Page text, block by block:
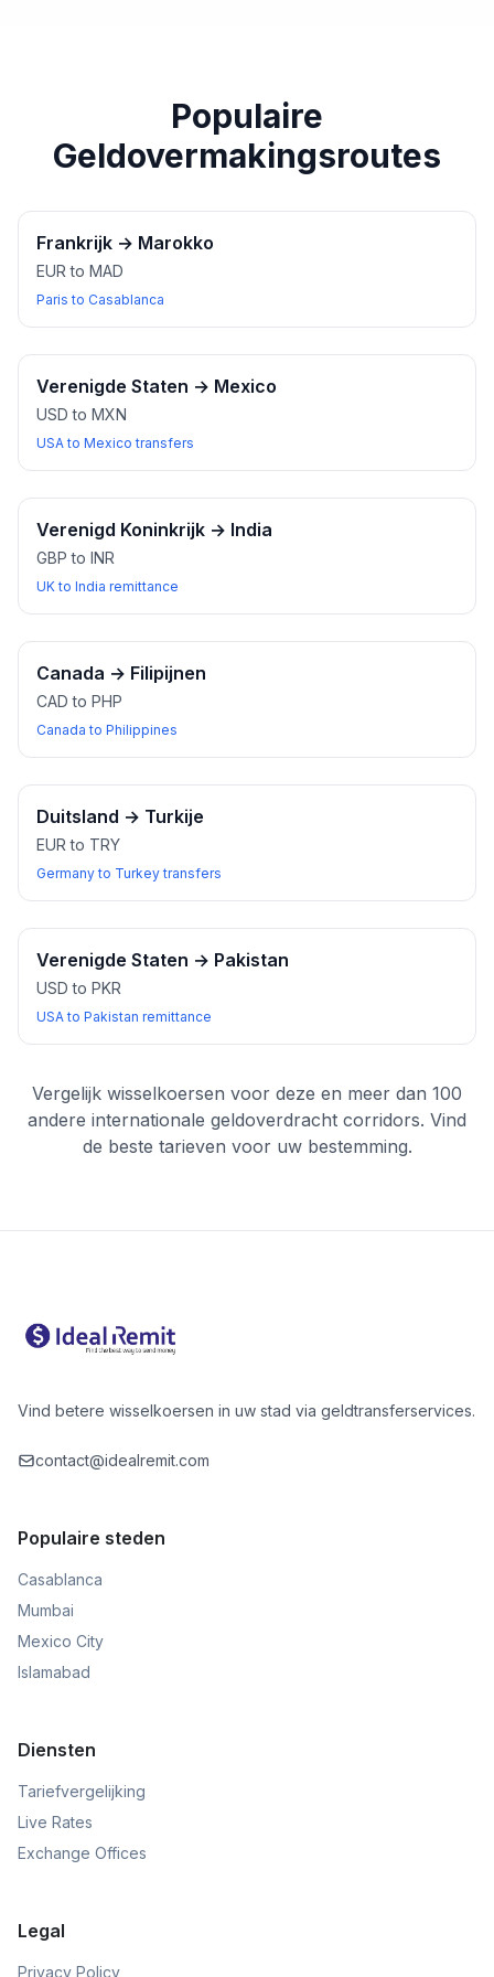
Populaire
Geldovermakingsroutes
Frankrijk → Marokko
EUR to MAD
Paris to Casablanca
Verenigde Staten → Mexico
USD to MXN
USA to Mexico transfers
Verenigd Koninkrijk → India
GBP to INR
UK to India remittance
Canada → Filipijnen
CAD to PHP
Canada to Philippines
Duitsland → Turkije
EUR to TRY
Germany to Turkey transfers
Verenigde Staten → Pakistan
USD to PKR
USA to Pakistan remittance
Vergelijk wisselkoersen voor deze en meer dan 100
andere internationale geldoverdracht corridors. Vind
de beste tarieven voor uw bestemming.
Vind betere wisselkoersen in uw stad via geldtransferservices.
contact@idealremit.com
Populaire steden
Casablanca
Mumbai
Mexico City
Islamabad
Diensten
Tariefvergelijking
Live Rates
Exchange Offices
Legal
Privacy Policy